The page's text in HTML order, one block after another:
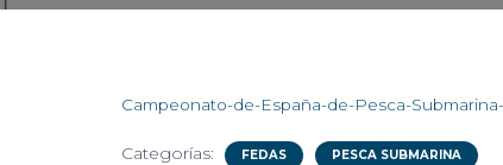
Campeonato-de-España-de-Pesca-
Categorías: FEDAS PESCA SUBMARINA